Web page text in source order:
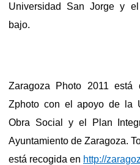
Universidad San Jorge y
bajo.
Zaragoza Photo 2011 está
Zphoto con el apoyo de la
Obra Social y el Plan
Ayuntamiento de Zaragoza.
está recogida en http://